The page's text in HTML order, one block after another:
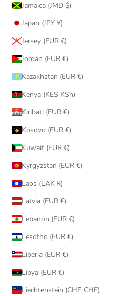
Jamaica (JMD $)
Japan (JPY ¥)
Jersey (EUR €)
Jordan (EUR €)
Kazakhstan (EUR €)
Kenya (KES KSh)
Kiribati (EUR €)
Kosovo (EUR €)
Kuwait (EUR €)
Kyrgyzstan (EUR €)
Laos (LAK ₭)
Latvia (EUR €)
Lebanon (EUR €)
Lesotho (EUR €)
Liberia (EUR €)
Libya (EUR €)
Liechtenstein (CHF CHF)